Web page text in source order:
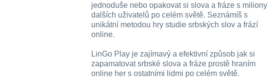
jednoduše nebo opakovat si slova a fráze s miliony
dalších uživatelů po celém světě. Seznámíš s
unikátní metodou hry studie srbských slov a frází
online.
LinGo Play je zajímavý a efektivní způsob jak si
zapamatovat srbské slova a fráze prostě hraním
online her s ostatními lidmi po celém světě.